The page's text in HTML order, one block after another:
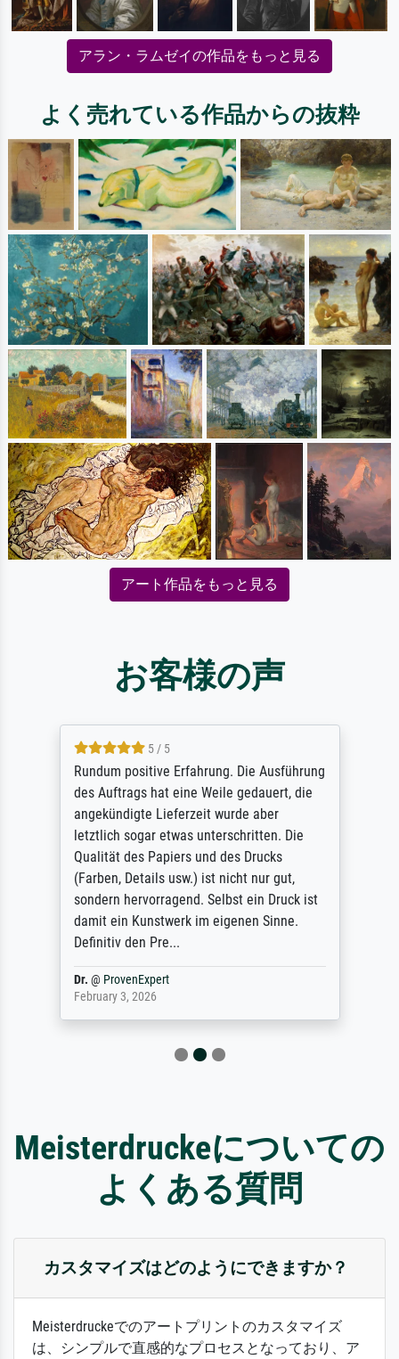
アラン・ラムゼイの作品をもっと見る
よく売れている作品からの抜粋
アート作品をもっと見る
お客様の声
5 / 5
Rundum positive Erfahrung. Die Ausführung
des Auftrags hat eine Weile gedauert, die
angekündigte Lieferzeit wurde aber
letztlich sogar etwas unterschritten. Die
Qualität des Papiers und des Drucks
(Farben, Details usw.) ist nicht nur gut,
sondern hervorragend. Selbst ein Druck ist
damit ein Kunstwerk im eigenen Sinne.
Definitiv den Pre...
Dr. @ ProvenExpert
February 3, 2026
Meisterdruckeについての
よくある質問
カスタマイズはどのようにできますか？
Meisterdruckeでのアートプリントのカスタマイズ
は、シンプルで直感的なプロセスとなっており、ア